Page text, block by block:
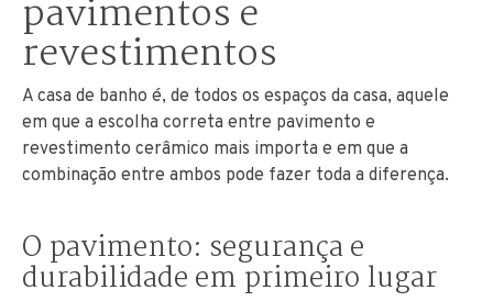
pavimentos e
revestimentos
A casa de banho é, de todos os espaços da casa, aquele
em que a escolha correta entre pavimento e
revestimento cerâmico mais importa e em que a
combinação entre ambos pode fazer toda a diferença.
O pavimento: segurança e
durabilidade em primeiro lugar